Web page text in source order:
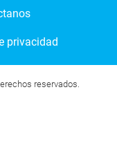
privacidad
reservados.